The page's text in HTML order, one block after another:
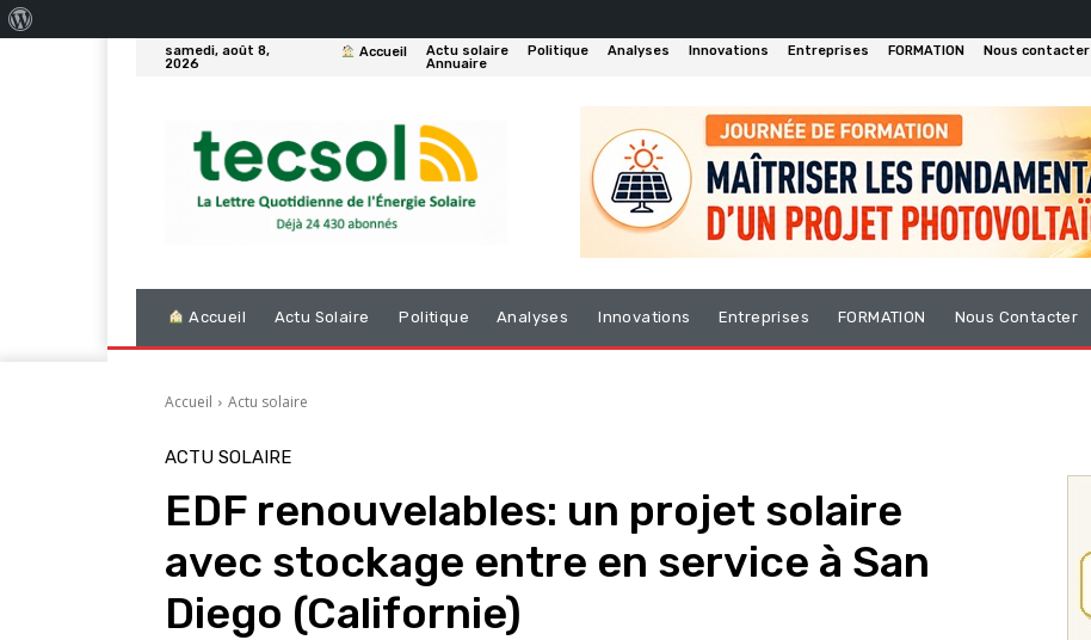
samedi, août 8,
2026
Accueil Actu solaire Politique Analyses Innovations Entreprises FORMATION
Nous contacter
Annuaire
Accueil Actu Solaire Politique Analyses Innovations Entreprises FORMATION Nous Contacter
Accueil Actu solaire
ACTU SOLAIRE
EDF renouvelables: un projet solaire
avec stockage entre en service à San
Diego (Californie)